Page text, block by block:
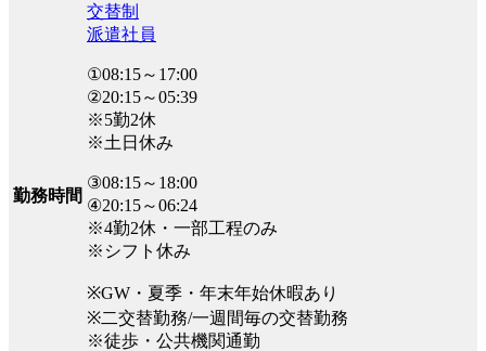
勤務時間
交替制
派遣社員
①08:15～17:00
②20:15～05:39
※5勤2休
※土日休み
③08:15～18:00
④20:15～06:24
※4勤2休・一部工程のみ
※シフト休み
※GW・夏季・年末年始休暇あり
※二交替勤務/一週間毎の交替勤務
※徒歩・公共機関通勤